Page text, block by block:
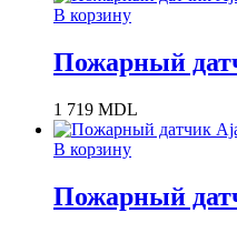
В корзину
Пожарный
1 719 MDL
В корзину
Пожарный